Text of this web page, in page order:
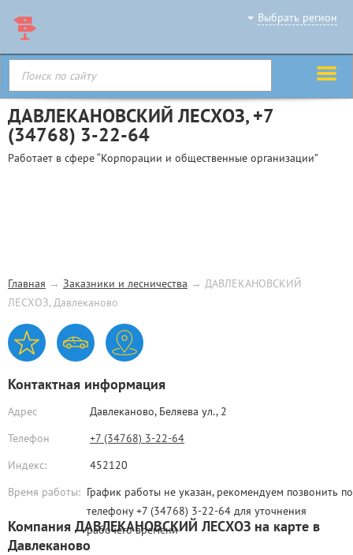
Выбрать регион
ДАВЛЕКАНОВСКИЙ ЛЕСХОЗ,+7
(34768) 3-22-64
Работает в сфере “Корпорации и общественные организации”
Главная → Заказники и лесничества → ДАВЛЕКАНОВСКИЙ
ЛЕСХОЗ, Давлеканово
Контактная информация
Адрес Давлеканово, Беляева ул., 2
Телефон
+7 (34768) 3-22-64
Индекс:
452120
Время работы: График работы не указан, рекомендуем позвонить по
телефону +7 (34768) 3-22-64 для уточнения
рабочего времени
Компания ДАВЛЕКАНОВСКИЙ ЛЕСХОЗ на карте в
Давлеканово